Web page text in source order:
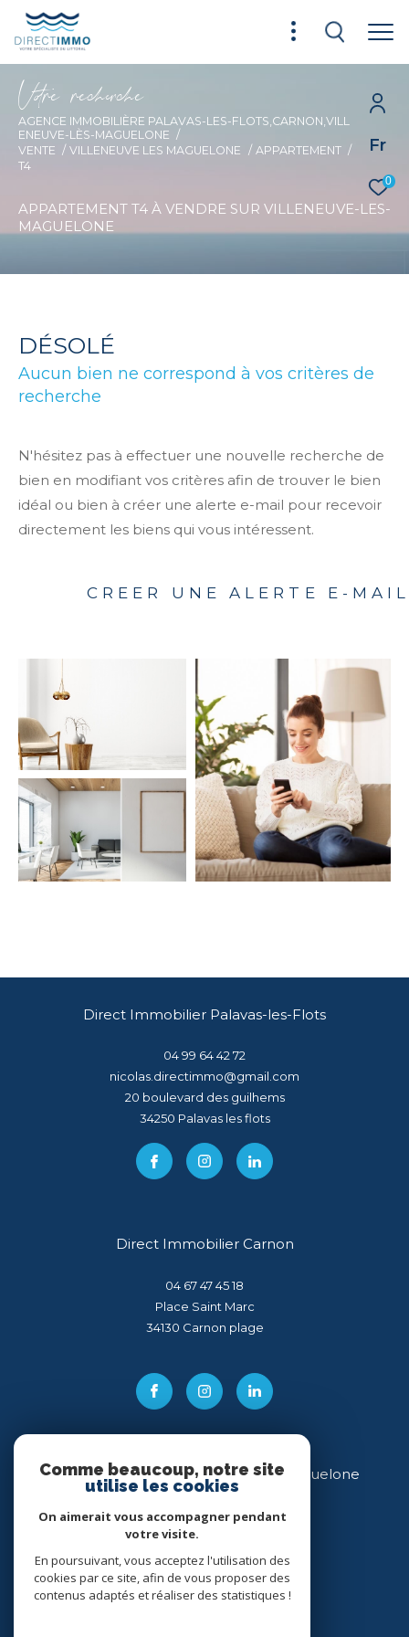
Fr
0
Vore recece
AGENCE IMMOBILIÈRE PALAVAS-LES-FLOTS,CARNON,VILL
ENEUVE-LÈS-MAGUELONE
VENTE
VILLENEUVE LES MAGUELONE
APPARTEMENT
T4
APPARTEMENT T4 À VENDRE SUR VILLENEUVE-LES-
MAGUELONE
DÉSOLÉ
Aucun bien ne correspond à vos critères de
recherche
N'hésitez pas à effectuer une nouvelle recherche de
bien en modifiant vos critères afin de trouver le bien
idéal ou bien à créer une alerte e-mail pour recevoir
directement les biens qui vous intéressent.
CREER UNE ALERTE E-
Direct Immobilier Palavas-les-Flots
04 99 64 42 72
nicolas.directimmo@gmail.com
20 boulevard des guilhems
34250
palavas les flots
Direct Immobilier Carnon
04 67 47 45 18
Place Saint Marc
34130
carnon plage
Direct Immobilier Villeneuve-lès-Maguelone
04 99 54 11 43
34 place des Héros
34750
villeneuve-lès-maguelone
Comme beaucoup, notre site
utilise les cookies
On aimerait vous accompagner pendant
votre visite.
En poursuivant, vous acceptez l'utilisation des
cookies par ce site, afin de vous proposer des
contenus adaptés et réaliser des statistiques !